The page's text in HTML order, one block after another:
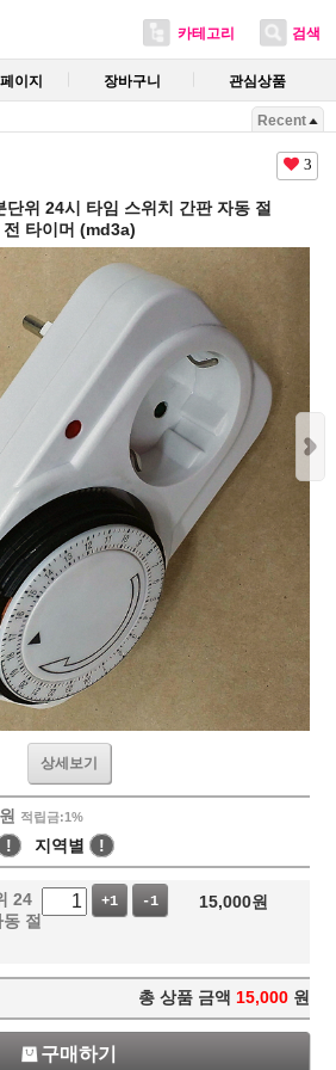
카테고리 검색
이지 장바구니 관심상품
Recent
3
단위 24시 타임 스위치 간판 자동 절
전 타이머 (md3a)
상세보기
적립금:1%
! 지역별 !
24
절
+1 -1 15,000원
총 상품 금액 15,000 원
구매하기